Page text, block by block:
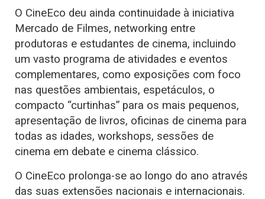
O CineEco deu ainda continuidade à iniciativa
Mercado de Filmes, networking entre
produtoras e estudantes de cinema, incluindo
um vasto programa de atividades e eventos
complementares, como exposições com foco
nas questões ambientais, espetáculos, o
compacto “curtinhas” para os mais pequenos,
apresentação de livros, oficinas de cinema para
todas as idades, workshops, sessões de
cinema em debate e cinema clássico.
O CineEco prolonga-se ao longo do ano através
das suas extensões nacionais e internacionais.